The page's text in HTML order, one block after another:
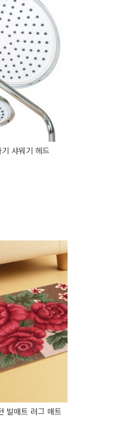
샤워기 헤드
발매트 러그 매트